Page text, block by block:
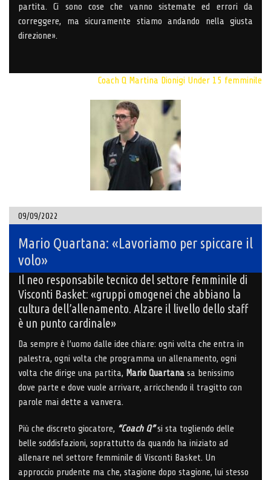
partita. Ci sono cose che vanno sistemate ed errori da
correggere, ma sicuramente stiamo andando nella giusta
direzione».
Coach Q Martina Dionigi Under 15 femminile
09/09/2022
Mario Quartana: «Lavoriamo per spiccare il
volo»
Il neo responsabile tecnico del settore femminile di
Visconti Basket: «gruppi omogenei che abbiano la
cultura dell’allenamento. Alzare il livello dello staff
è un punto cardinale»
Da sempre è l’uomo dalle idee chiare: ogni volta che entra in
palestra, ogni volta che programma un allenamento, ogni
volta che dirige una partita, Mario Quartana sa benissimo
dove parte e dove vuole arrivare, arricchendo il tragitto con
parole mai dette a vanvera.
Più che discreto giocatore, “Coach Q”si sta togliendo delle
belle soddisfazioni, soprattutto da quando ha iniziato ad
allenare nel settore femminile di Visconti Basket. Un
approccio prudente ma che, stagione dopo stagione, lui stesso